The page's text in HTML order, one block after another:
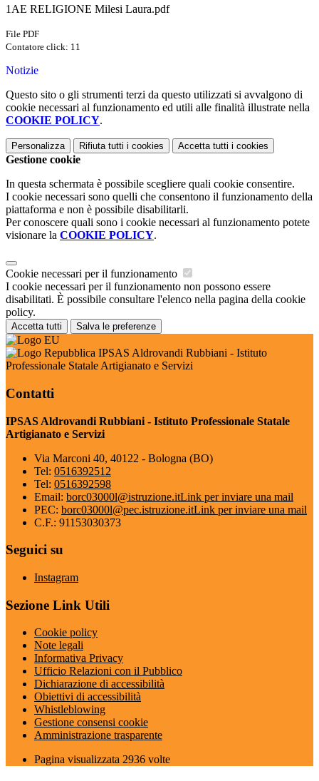
1AE RELIGIONE Milesi Laura.pdf
File PDF
Contatore click: 11
Notizie
Questo sito o gli strumenti terzi da questo utilizzati si avvalgono di
cookie necessari al funzionamento ed utili alle finalità illustrate nella
COOKIE POLICY.
Personalizza Rifiuta tutti i cookies Accetta tutti i cookies
Gestione cookie
In questa schermata è possibile scegliere quali cookie consentire.
I cookie necessari sono quelli che consentono il funzionamento della
piattaforma e non è possibile disabilitarli.
Per conoscere quali sono i cookie necessari al funzionamento potete
visionare la COOKIE POLICY.
Cookie necessari per il funzionamento
I cookie necessari per il funzionamento non possono essere
disabilitati. È possibile consultare l'elenco nella pagina della cookie
policy.
Accetta tutti Salva le preferenze
IPSAS Aldrovandi Rubbiani - Istituto
Professionale Statale Artigianato e Servizi
Contatti
IPSAS Aldrovandi Rubbiani - Istituto Professionale Statale
Artigianato e Servizi
Via Marconi 40, 40122 - Bologna (BO)
Tel: 0516392512
Tel: 0516392598
Email: borc03000l@istruzione.itLink per inviare una mail
PEC: borc03000l@pec.istruzione.itLink per inviare una mail
C.F.: 91153030373
Seguici su
Instagram
Sezione Link Utili
Cookie policy
Note legali
Informativa Privacy
Ufficio Relazioni con il Pubblico
Dichiarazione di accessibilità
Obiettivi di accessibilità
Whistleblowing
Gestione consensi cookie
Amministrazione trasparente
Pagina visualizzata 2936 volte